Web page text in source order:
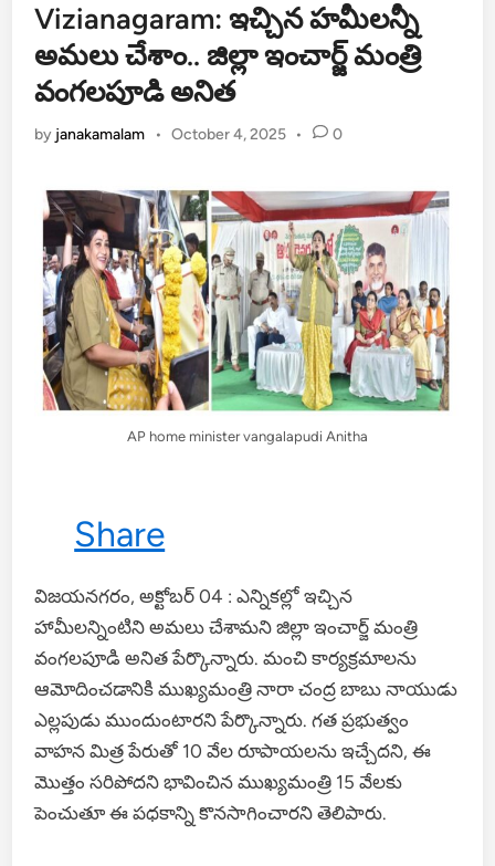
Vizianagaram: ఇచ్చిన హమీలన్నీ
అమలు చేశాం.. జిల్లా ఇంచార్జ్ మంత్రి
వంగలపూడి అనిత
by janakamalam • October 4, 2025 • 0
AP home minister vangalapudi Anitha
Share
విజయనగరం, అక్టోబర్ 04 : ఎన్నికల్లో ఇచ్చిన
హామీలన్నింటిని అమలు చేశామని జిల్లా ఇంచార్జ్ మంత్రి
వంగలపూడి అనిత పేర్కొన్నారు. మంచి కార్యక్రమాలను
ఆమోదించడానికి ముఖ్యమంత్రి నారా చంద్ర బాబు నాయుడు
ఎల్లపుడు ముందుంటారని పేర్కొన్నారు. గత ప్రభుత్వం
వాహన మిత్ర పేరుతో 10 వేల రూపాయలను ఇచ్చేదని, ఈ
మొత్తం సరిపోదని భావించిన ముఖ్యమంత్రి 15 వేలకు
పెంచుతూ ఈ పధకాన్ని కొనసాగించారని తెలిపారు.